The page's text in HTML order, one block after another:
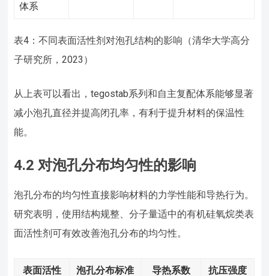
体系
表4：不同表面活性剂对泡孔结构的影响（清华大学高分
子研究所，2023）
从上表可以看出，tegostab系列和自主复配体系能够显著
减小泡孔直径并提高闭孔率，有利于提升材料的保温性
能。
4.2 对泡孔分布均匀性的影响
泡孔分布的均匀性直接影响材料的力学性能和导热行为。
研究表明，使用结构规整、分子量适中的有机硅氧烷类表
面活性剂可有效改善泡孔分布的均匀性。
表面活性
泡孔分布标准
导热系数
抗压强度